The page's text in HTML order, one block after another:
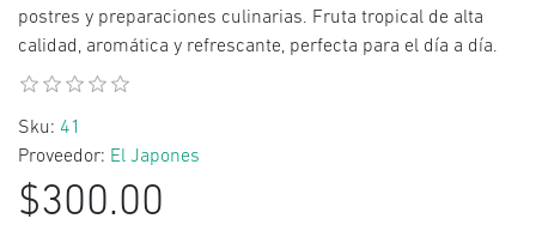
postres y preparaciones culinarias. Fruta tropical de alta
calidad, aromática y refrescante, perfecta para el día a día.
Sku: 41
Proveedor: El Japones
$300.00